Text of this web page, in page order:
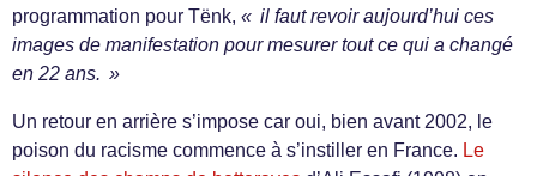
programmation pour Tënk, « il faut revoir aujourd’hui ces
images de manifestation pour mesurer tout ce qui a changé
en 22 ans. »
Un retour en arrière s’impose car oui, bien avant 2002, le
poison du racisme commence à s’instiller en France. Le